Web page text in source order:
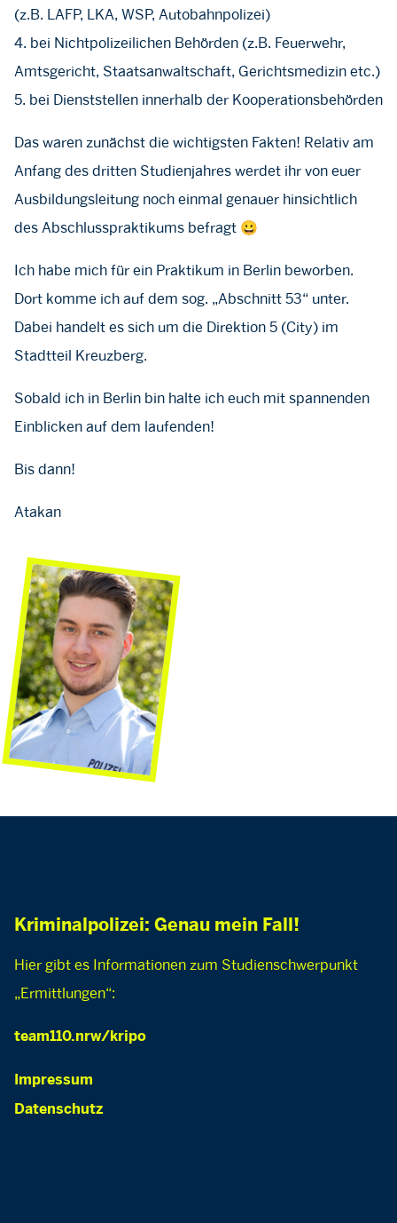
(z.B. LAFP, LKA, WSP, Autobahnpolizei)
4. bei Nichtpolizeilichen Behörden (z.B. Feuerwehr,
Amtsgericht, Staatsanwaltschaft, Gerichtsmedizin etc.)
5. bei Dienststellen innerhalb der Kooperationsbehörden
Das waren zunächst die wichtigsten Fakten! Relativ am
Anfang des dritten Studienjahres werdet ihr von euer
Ausbildungsleitung noch einmal genauer hinsichtlich
des Abschlusspraktikums befragt 😀
Ich habe mich für ein Praktikum in Berlin beworben.
Dort komme ich auf dem sog. „Abschnitt 53“ unter.
Dabei handelt es sich um die Direktion 5 (City) im
Stadtteil Kreuzberg.
Sobald ich in Berlin bin halte ich euch mit spannenden
Einblicken auf dem laufenden!
Bis dann!
Atakan
Kriminalpolizei: Genau mein Fall!
Hier gibt es Informationen zum Studienschwerpunkt
„Ermittlungen“:
team110.nrw/kripo
Impressum
Datenschutz